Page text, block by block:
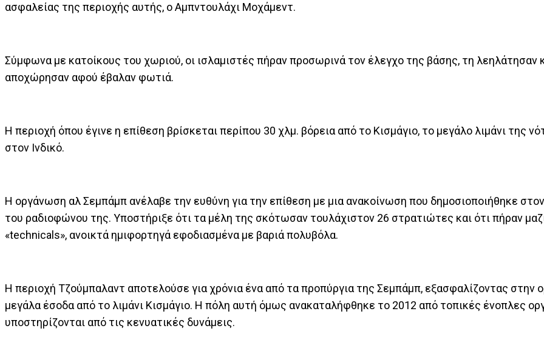
ασφαλείας της περιοχής αυτής, ο Αμπντουλάχι Μοχάμεντ.
Σύμφωνα με κατοίκους του χωριού, οι ισλαμιστές πήραν προσωρινά τον έλεγχο της βάσης, τη λεηλάτησαν
αποχώρησαν αφού έβαλαν φωτιά.
Η περιοχή όπου έγινε η επίθεση βρίσκεται περίπου 30 χλμ. βόρεια από το Κισμάγιο, το μεγάλο λιμάνι της
στον Ινδικό.
Η οργάνωση αλ Σεμπάμπ ανέλαβε την ευθύνη για την επίθεση με μια ανακοίνωση που δημοσιοποιήθηκε
του ραδιοφώνου της. Υποστήριξε ότι τα μέλη της σκότωσαν τουλάχιστον 26 στρατιώτες και ότι πήραν
«technicals», ανοικτά ημιφορτηγά εφοδιασμένα με βαριά πολυβόλα.
Η περιοχή Τζούμπαλαντ αποτελούσε για χρόνια ένα από τα προπύργια της Σεμπάμπ, εξασφαλίζοντας στην
μεγάλα έσοδα από το λιμάνι Κισμάγιο. Η πόλη αυτή όμως ανακαταλήφθηκε το 2012 από τοπικές ένοπλες
υποστηρίζονται από τις κενυατικές δυνάμεις.